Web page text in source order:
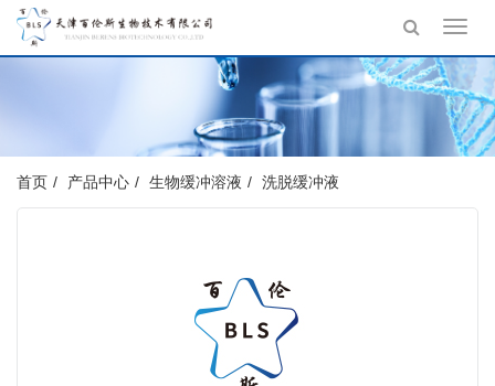
首页 产品中心 生物缓冲溶液 洗脱缓冲液